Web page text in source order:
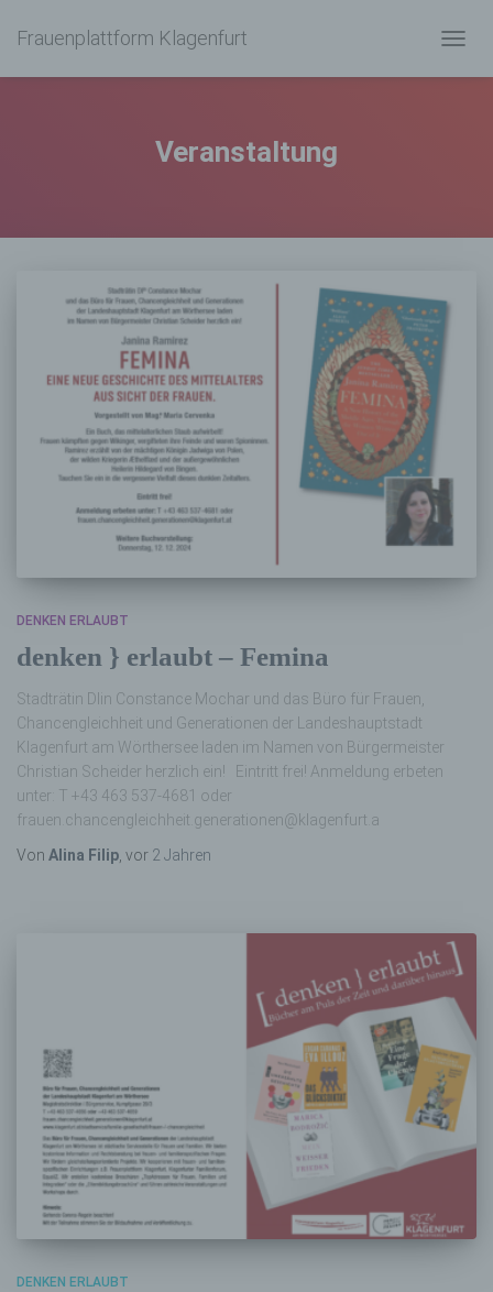
Frauenplattform Klagenfurt
Veranstaltung
DENKEN ERLAUBT
denken } erlaubt – Femina
Stadträtin DIin Constance Mochar und das Büro für Frauen,
Chancengleichheit und Generationen der Landeshauptstadt
Klagenfurt am Wörthersee laden im Namen von Bürgermeister
Christian Scheider herzlich ein! Eintritt frei! Anmeldung erbeten
unter: T +43 463 537-4681 oder
frauen.chancengleichheit.generationen@klagenfurt.a
Von Alina Filip , vor 2 Jahren
DENKEN ERLAUBT